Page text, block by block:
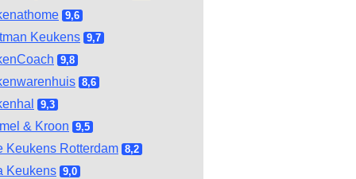
9,6
Keukens 9,7
9,8
8,6
9,3
& Kroon 9,5
Keukens Rotterdam 8,2
Keukens 9,0